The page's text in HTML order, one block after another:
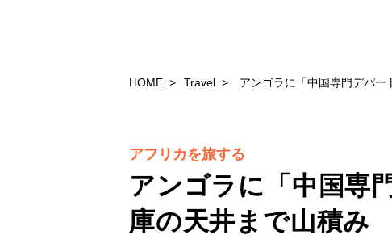
HOME Travel アンゴラに「中国専門デパ
アンゴラに「中国専
庫の天井まで山積み
アフリカを旅する